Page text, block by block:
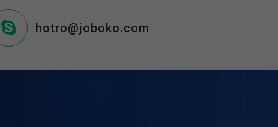
hotro@joboko.com